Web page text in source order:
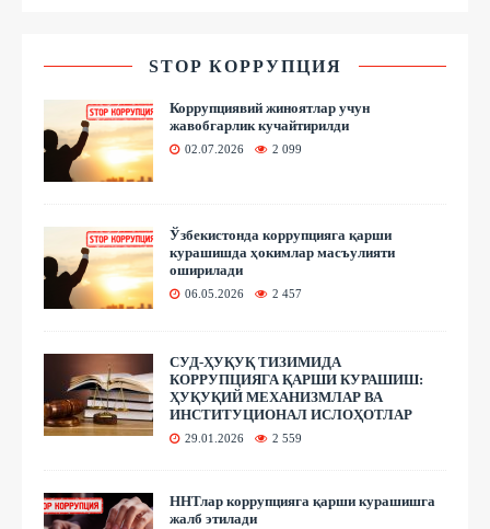
STOP КОРРУПЦИЯ
Коррупциявий жиноятлар учун
жавобгарлик кучайтирилди
02.07.2026 2 099
Ўзбекистонда коррупцияга қарши
курашишда ҳокимлар масъулияти
оширилади
06.05.2026 2 457
СУД-ҲУҚУҚ ТИЗИМИДА
КОРРУПЦИЯГА ҚАРШИ КУРАШИШ:
ҲУҚУҚИЙ МЕХАНИЗМЛАР ВА
ИНСТИТУЦИОНАЛ ИСЛОҲОТЛАР
29.01.2026 2 559
ННТлар коррупцияга қарши курашишга
жалб этилади